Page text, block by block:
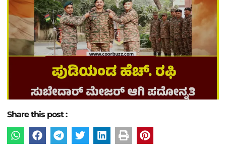
Share this post :